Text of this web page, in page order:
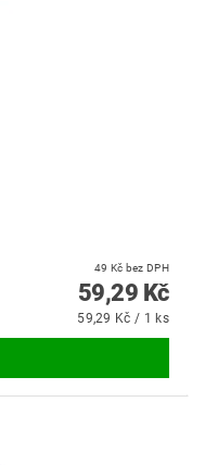
49 Kč bez DPH
59,29 Kč
59,29 Kč / 1 ks